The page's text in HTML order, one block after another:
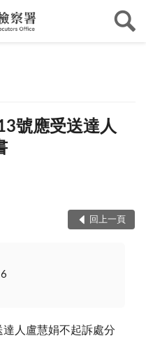
號應受送達人
回上一頁
人盧慧娟不起訴處分